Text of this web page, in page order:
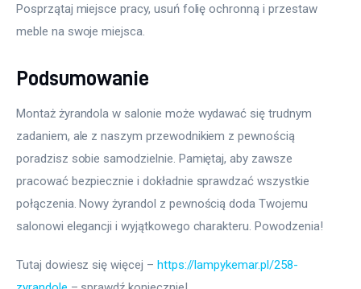
Posprzątaj miejsce pracy, usuń folię ochronną i przestaw
meble na swoje miejsca.
Podsumowanie
Montaż żyrandola w salonie może wydawać się trudnym
zadaniem, ale z naszym przewodnikiem z pewnością
poradzisz sobie samodzielnie. Pamiętaj, aby zawsze
pracować bezpiecznie i dokładnie sprawdzać wszystkie
połączenia. Nowy żyrandol z pewnością doda Twojemu
salonowi elegancji i wyjątkowego charakteru. Powodzenia!
Tutaj dowiesz się więcej – https://lampykemar.pl/258-